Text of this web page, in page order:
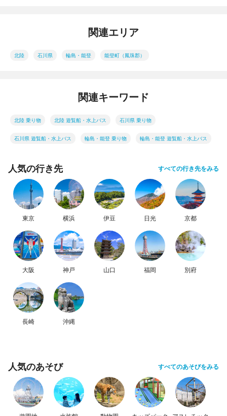
関連エリア
北陸 石川県 輪島・能登 能登町（鳳珠郡）
関連キーワード
北陸 乗り物 北陸 遊覧船・水上バス 石川県 乗り物
石川県 遊覧船・水上バス 輪島・能登 乗り物 輪島・能登 遊覧船・水上バス
人気の行き先 すべての行き先をみる
東京 横浜 伊豆 日光 京都
大阪 神戸 山口 福岡 別府
長崎 沖縄
人気のあそび すべてのあそびをみる